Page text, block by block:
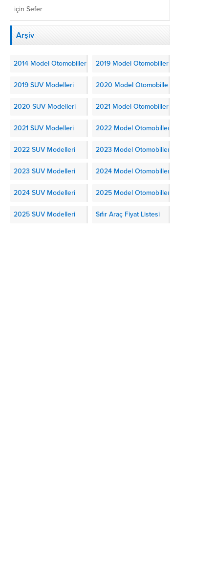
için Sefer
Arşiv
2014 Model Otomobiller 2019 Model Otomobiller
2019 SUV Modelleri 2020 Model Otomobiller
2020 SUV Modelleri 2021 Model Otomobiller
2021 SUV Modelleri 2022 Model Otomobiller
2022 SUV Modelleri 2023 Model Otomobiller
2023 SUV Modelleri 2024 Model Otomobiller
2024 SUV Modelleri 2025 Model Otomobiller
2025 SUV Modelleri Sıfır Araç Fiyat Listesi